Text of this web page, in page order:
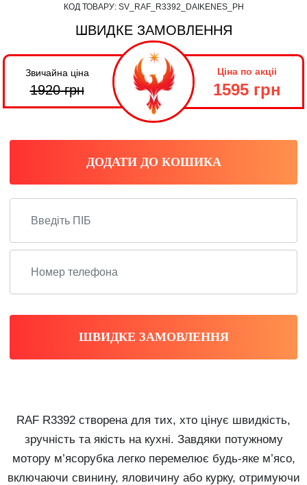
КОД ТОВАРУ: SV_RAF_R3392_DAIKENES_PH
ШВИДКЕ ЗАМОВЛЕННЯ
Звичайна ціна
1920грн
Ціна по акціі
1595 грн
ДОДАТИ ДО КОШИКА
ШВИДКЕ ЗАМОВЛЕННЯ
RAF R3392 створена для тих, хто цінує швидкість,
зручність та якість на кухні. Завдяки потужному
мотору м’ясорубка легко перемелює будь-яке м’ясо,
включаючи свинину, яловичину або курку, отримуючи